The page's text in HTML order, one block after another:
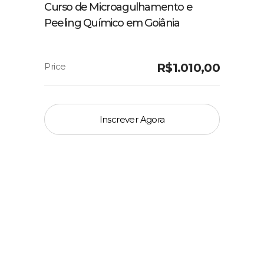
Curso de Microagulhamento e
Peeling Químico em Goiânia
R$1.010,00
Inscrever Agora